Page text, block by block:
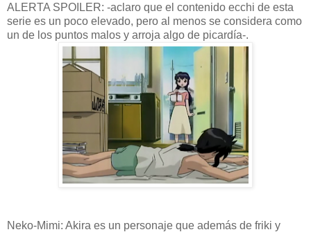
ALERTA SPOILER: -aclaro que el contenido ecchi de esta
serie es un poco elevado, pero al menos se considera como
un de los puntos malos y arroja algo de picardía-.
Neko-Mimi: Akira es un personaje que además de friki y